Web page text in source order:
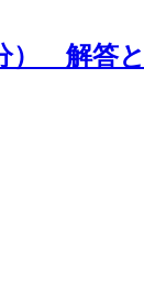
） 解答